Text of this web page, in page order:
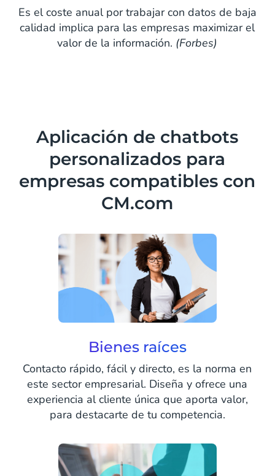
Es el coste anual por trabajar con datos de baja
calidad implica para las empresas maximizar el
valor de la información. (Forbes)
Aplicación de chatbots
personalizados para
empresas compatibles con
CM.com
Bienes raíces
Contacto rápido, fácil y directo, es la norma en
este sector empresarial. Diseña y ofrece una
experiencia al cliente única que aporta valor,
para destacarte de tu competencia.